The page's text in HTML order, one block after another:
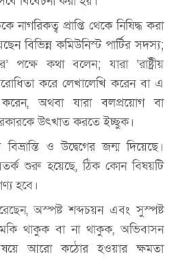
নাগরিকত্ব প্রাপ্তি থেকে নিষিদ্ধ করা
বিভিন্ন কমিউনিস্ট পার্টির সদস্য;
পক্ষে কথা বলেন; যারা ‘রাষ্ট্রীয়
করে লেখালেখি করেন বা এ
করেন, অথবা যারা বলপ্রয়োগ বা
উৎখাত করতে ইচ্ছুক।
ও উদ্বেগের জন্ম দিয়েছে।
শুরু হয়েছে, ঠিক কোন বিষয়টি
হবে।
অস্পষ্ট শব্দচয়ন এবং সুস্পষ্ট
থাকুক বা না থাকুক, অভিবাসন
আরো কঠোর হওয়ার ক্ষমতা